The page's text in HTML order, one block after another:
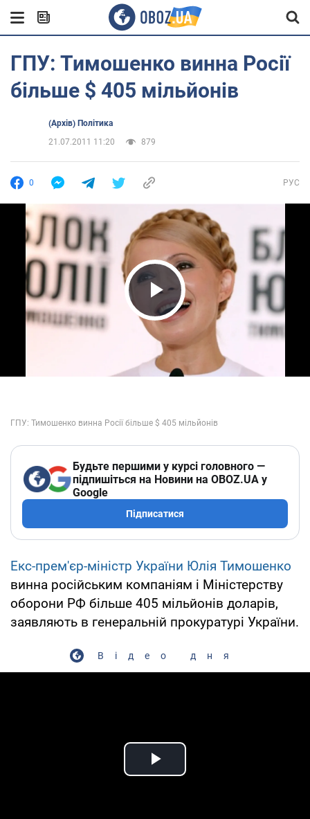
ГПУ: Тимошенко винна Росії
більше $ 405 мільйонів
(Архів) Політика
21.07.2011 11:20
879
0 РУС
Play Video
Будьте першими у курсі головного —
підпишіться на Новини на OBOZ.UA у
Google
Підписатися
Екс-прем'єр-міністр України Юлія Тимошенко
винна російським компаніям і Міністерству
оборони РФ більше 405 мільйонів доларів,
заявляють в генеральній прокуратурі України.
Відео дня
Play Video